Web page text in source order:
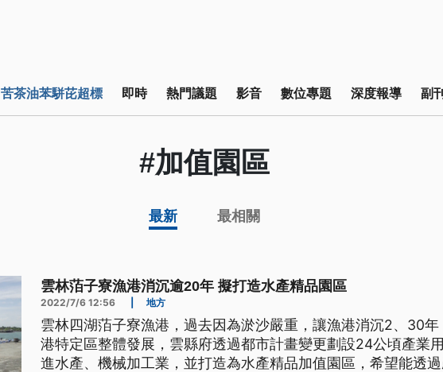
苦茶油苯駢芘超標 即時 熱門議題 影音 數位專題 深度報導 副刊
#加值園區
最新 最相關
雲林萡子寮漁港消沉逾20年 擬打造水產精品園區
2022/7/6 12:56 地方
雲林四湖萡子寮漁港，過去因為淤沙嚴重，讓漁港消沉2、30
港特定區整體發展，雲縣府透過都市計畫變更劃設24公頃產業
進水產、機械加工業，並打造為水產精品加值園區，希望能透